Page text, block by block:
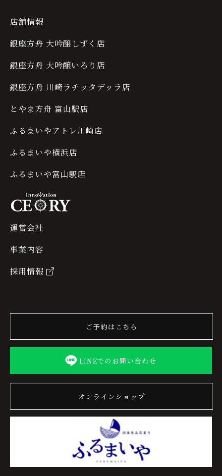
店舗情報
銀座方舟 大吟醸しずく店
銀座方舟 大吟醸いろり店
銀座方舟 川崎ラチッタデッラ店
とやま方舟 富山駅店
ふるまいやアトレ川崎店
ふるまいや横浜店
ふるまいや富山駅店
運営会社
事業内容
採用情報
ご予約はこちら
LINEでのお問い合わせ
オンラインショップ